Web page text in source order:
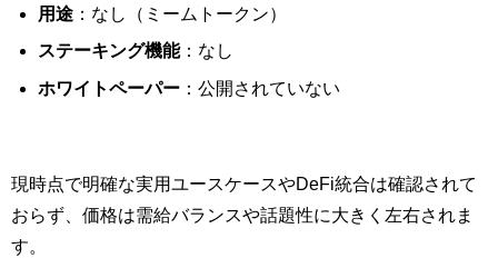
用途 ：なし（ミームトークン）
ステーキング機能：なし
ホワイトペーパー ：公開されていない
現時点で明確な実用ユースケースやDeFi統合は確認されて
おらず、価格は需給バランスや話題性に大きく左右されま
す。